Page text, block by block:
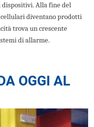
dispositivi.Alla fine del
diventano prodotti
trova un crescente
di allarme.
OGGI AL